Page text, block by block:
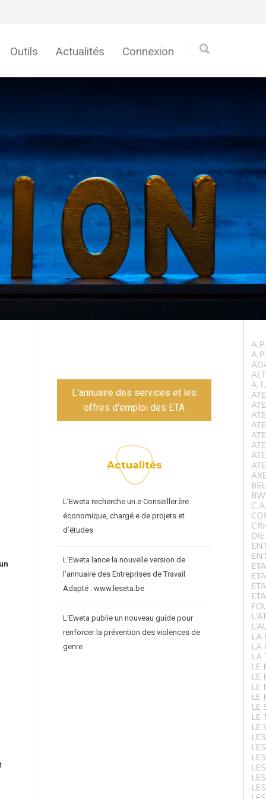
Outils Actualités Connexion
un
L'annuaire des services et les
offres d'emploi des ETA
Actualités
L’Eweta recherche un.e Conseiller.ère
économique, chargé.e de projets et
d’études
L’Eweta lance la nouvelle version de
l’annuaire des Entreprises de Travail
Adapté : www.leseta.be
L’Eweta publie un nouveau guide pour
renforcer la prévention des violences de
genre